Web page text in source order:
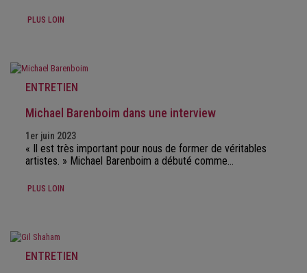
PLUS LOIN
ENTRETIEN
Michael Barenboim dans une interview
1er juin 2023
« Il est très important pour nous de former de véritables
artistes. » Michael Barenboim a débuté comme…
PLUS LOIN
ENTRETIEN